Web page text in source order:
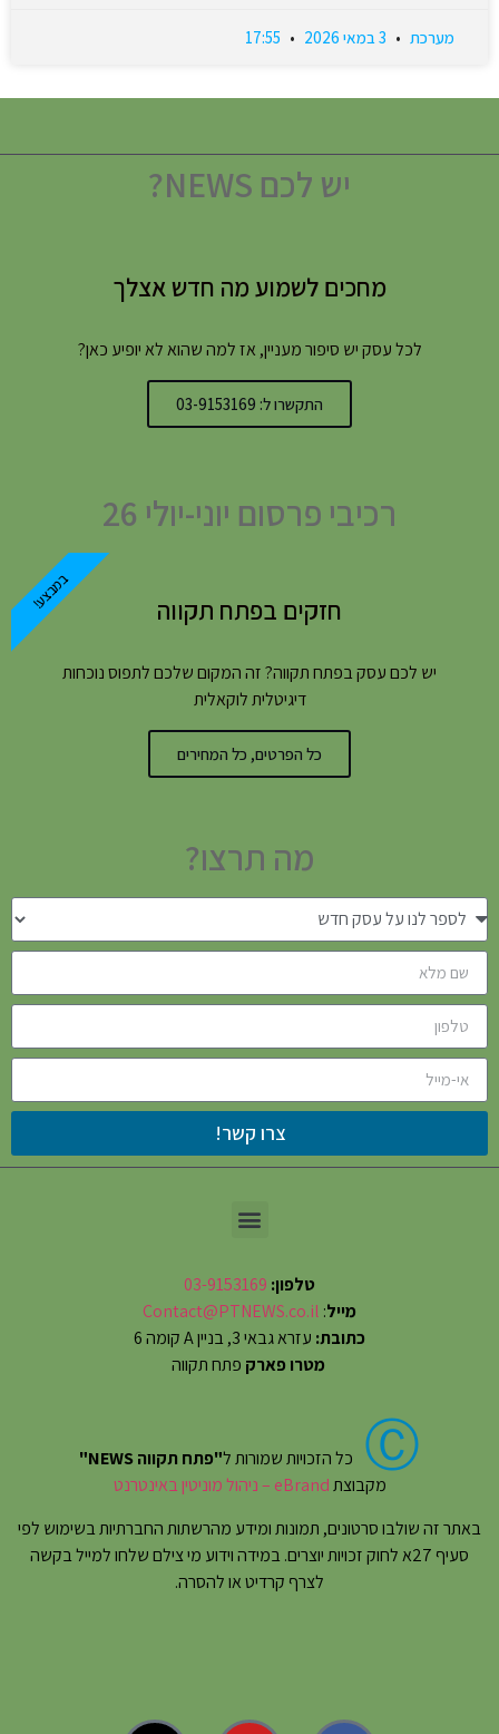
מערכת
יש לכם NEWS?
מחכים לשמוע מה חדש אצלך
לכל עסק יש סיפור מעניין, אז למה שהוא לא יופיע כאן?
התקשרו ל: 03-9153169
רכיבי פרסום יוני-יולי 26
חזקים בפתח תקווה
יש לכם עסק בפתח תקווה? זה המקום שלכם לתפוס נוכחות
דיגיטלית לוקאלית
כל הפרטים, כל המחירים
במבצע!
מה תרצו?
צרו קשר!
טלפון: 03-9153169
מייל:
Contact@PTNEWS.co.il
כתובת: עזרא גבאי 3, בניין A קומה 6
מטרו פארק פתח תקווה
Ⓒ כל הזכויות שמורות ל"פתח תקווה NEWS"
מקבוצתeBrand – ניהול מוניטין באינטרנט
באתר זה שולבו סרטונים, תמונות ומידע מהרשתות החברתיות בשימוש לפי
סעיף 27א לחוק זכויות יוצרים. במידה וידוע מי צילם שלחו למייל בקשה
לצרף קרדיט או להסרה.